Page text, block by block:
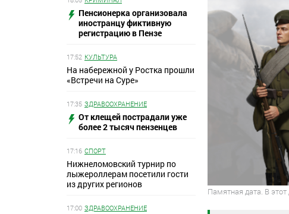
Пенсионерка организовала
иностранцу фиктивную
регистрацию в Пензе
17:52 КУЛЬТУРА
На набережной у Ростка прошли
«Встречи на Суре»
17:35 ЗДРАВООХРАНЕНИЕ
От клещей пострадали уже
более 2 тысяч пензенцев
17:16 СПОРТ
Нижнеломовский турнир по
лыжероллерам посетили гости
из других регионов
17:00 ЗДРАВООХРАНЕНИЕ
Памятная дата. В